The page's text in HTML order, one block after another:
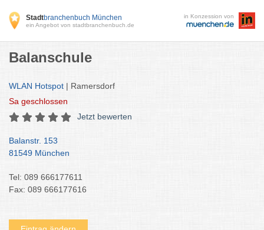
Stadtbranchenbuch München
ein Angebot von stadtbranchenbuch.de
in Konzession von
Balanschule
WLAN Hotspot | Ramersdorf
Sa geschlossen
Jetzt bewerten
Balanstr. 153
81549 München
Tel: 089 666177611
Fax: 089 666177616